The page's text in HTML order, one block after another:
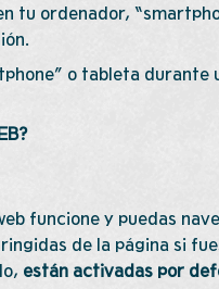
tu ordenador,
o tableta
funcione y puedas
de la página si
están activadas por